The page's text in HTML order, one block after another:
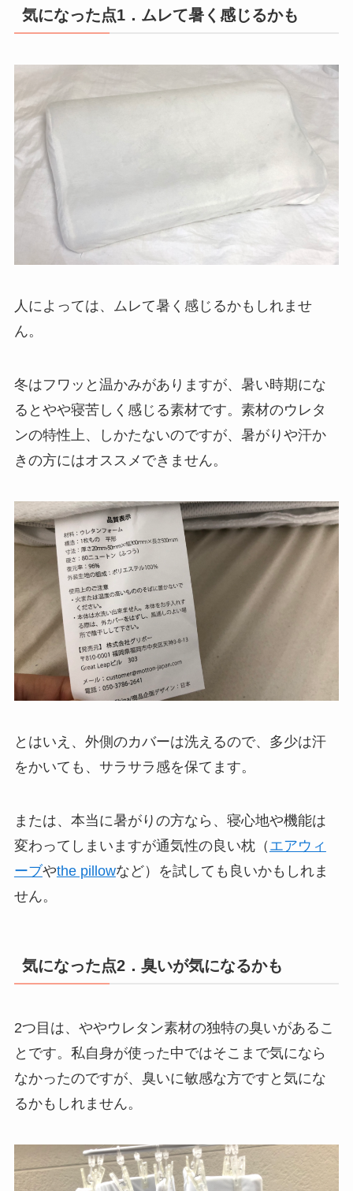
気になった点1．ムレて暑く感じるかも
人によっては、ムレて暑く感じるかもしれませ
ん。
冬はフワッと温かみがありますが、暑い時期にな
るとやや寝苦しく感じる素材です。素材のウレタ
ンの特性上、しかたないのですが、暑がりや汗か
きの方にはオススメできません。
とはいえ、外側のカバーは洗えるので、多少は汗
をかいても、サラサラ感を保てます。
または、本当に暑がりの方なら、寝心地や機能は
変わってしまいますが通気性の良い枕（ エアウィ
ーブやthe pillowなど）を試しても良いかもしれま
せん。
気になった点2．臭いが気になるかも
2つ目は、ややウレタン素材の独特の臭いがあるこ
とです。私自身が使った中ではそこまで気になら
なかったのですが、臭いに敏感な方ですと気にな
るかもしれません。